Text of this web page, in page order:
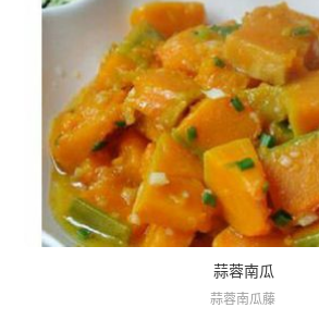
蒜蓉南瓜
蒜蓉南瓜藤